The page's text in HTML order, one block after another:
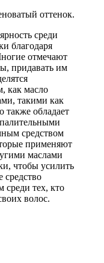
оттенок.
среди
благодаря
отмечают
придавать им
как масло
такими как
также обладает
средством
применяют
маслами
чтобы усилить
средство
среди тех, кто
волос.